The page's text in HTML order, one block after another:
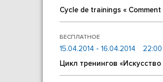
Cycle de trainings «
БЕСПЛАТНОЕ
15.04.2014 - 16.04.2014
Цикл тренингов